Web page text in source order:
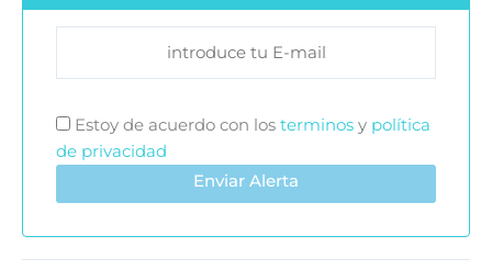
Estoy de acuerdo con los terminos y política
de privacidad
Enviar Alerta